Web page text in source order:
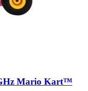
Mario Kart™